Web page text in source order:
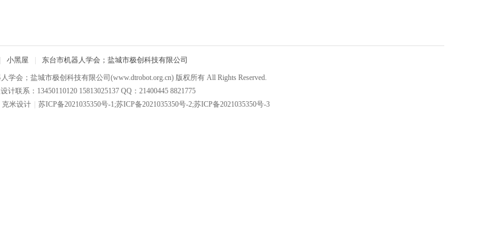
小黑屋 东台市机器人学会；盐城市极创科技有限公司
学会；盐城市极创科技有限公司 (www.dtrobot.org.cn) 版权所有 All Rights Reserved.
计联系：13450110120 15813025137 QQ：21400445 8821775
克米设计 苏ICP备2021035350号-1;苏ICP备2021035350号-2;苏ICP备2021035350号-3